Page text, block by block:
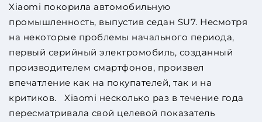
Xiaomi покорила автомобильную
промышленность, выпустив седан SU7. Несмотря
на некоторые проблемы начального периода,
первый серийный электромобиль, созданный
производителем смартфонов, произвел
впечатление как на покупателей, так и на
критиков. Xiaomi несколько раз в течение года
пересматривала свой целевой показатель